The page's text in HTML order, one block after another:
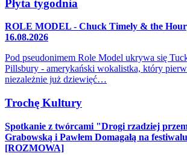
Płyta tygodnia
ROLE MODEL - Chuck Timely & the
16.08.2026
Pod pseudonimem Role Model ukrywa się
Pillsbury - amerykański wokalistka, który
niezależnie już dziewięć…
Trochę Kultury
Spotkanie z twórcami "Drogi rzadziej
Grabowską i Pawłem Domagałą na
[ROZMOWA]